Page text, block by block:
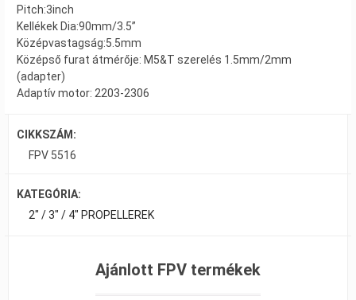
Pitch:3inch
Kellékek Dia:90mm/3.5”
Középvastagság:5.5mm
Középső furat átmérője: M5&T szerelés 1.5mm/2mm
(adapter)
Adaptív motor: 2203-2306
CIKKSZÁM:
FPV 5516
KATEGÓRIA:
2" / 3" / 4" PROPELLEREK
Ajánlott FPV termékek